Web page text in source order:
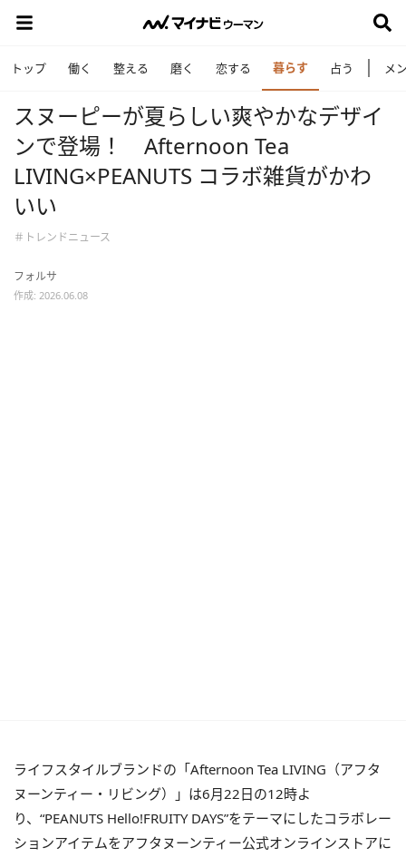
トップ 働く 整える 磨く 恋する 暮らす 占う メ
スヌーピーが夏らしい爽やかなデザイ
ンで登場！ Afternoon Tea
LIVING×PEANUTS コラボ雑貨がかわ
いい
＃トレンドニュース
フォルサ
作成: 2026.06.08
ライフスタイルブランドの「Afternoon Tea LIVING（アフタ
ヌーンティー・リビング）」は6月22日の12時よ
り、“PEANUTS Hello!FRUITY DAYS”をテーマにしたコラボレー
ションアイテムをアフタヌーンティー公式オンラインストアに